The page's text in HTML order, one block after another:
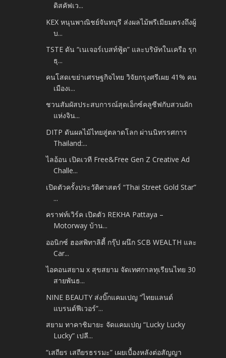
ดิสคัฟเว...
KEX หนุนพาณิชย์จันทบุรี ส่งผลไม้พรีเมียมตรงถึงผู้
บ...
TSTE ดัน “เนเจอร์เบสท์ฟู้ด” และบริษัทในเครือ รุก
ธุ...
คนโสดเขย่าเศรษฐกิจไทย วิจัยกรุงศรีเผย 41% คน
เมืองเ...
ชวนสัมผัสประสบการณ์สุดเอ็กซ์คลูซีฟกับสวนผัก
แห่งจิน...
DITP ดันผลไม้ไทยสู่ตลาดโลก ผ่านนิทรรศการ
Thailand:...
ไลอ้อน เปิดเวที Free&Free Gen Z Creative Ad
Challe...
เปิดตัวครั้งประวัติศาสตร์ “Thai Street Gold Star”
...
คราฟท์เวิร์ค เปิดตัว REKHA Pattaya –
Motorway บ้าน...
ออนิกซ์ ฮอสพิทาลิตี้ กรุ๊ป ผนึก SCB WEALTH และ
Car...
ไอคอนสยาม x สุขสยาม จัดเทศกาลทุเรียนไทย 30
สายพันธ...
NINE BEAUTY ส่งบิ๊กแคมเปญ “ไทยแลนด์
แบรนด์ฟีเวอร์”...
สยาม ทาคาชิมายะ จัดแคมเปญ “Lucky Lucky
Lucky” เปลี...
“เสถียร เสถียรธรรมะ” เผยเบื้องหลังต่อสัญญา